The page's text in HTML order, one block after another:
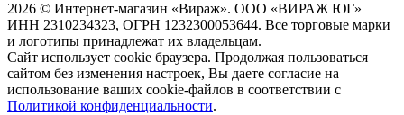
2026 © Интернет-магазин «Вираж». ООО «ВИРАЖ ЮГ»
ИНН 2310234323, ОГРН 1232300053644. Все торговые марки
и логотипы принадлежат их владельцам.
Сайт использует cookie браузера. Продолжая пользоваться
сайтом без изменения настроек, Вы даете согласие на
использование ваших cookie-файлов в соответствии с
Политикой конфиденциальности.